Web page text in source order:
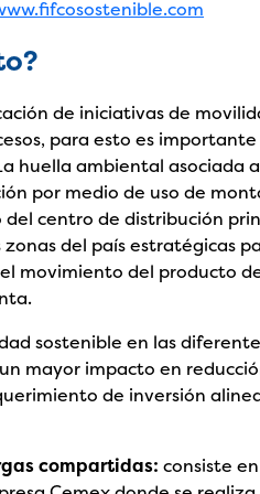
de iniciativas de
para esto es
huella ambiental asociada
por medio de uso de
centro de distribución
del país estratégicas
movimiento del producto
sostenible en las
mayor impacto en
de inversión
compartidas: consiste